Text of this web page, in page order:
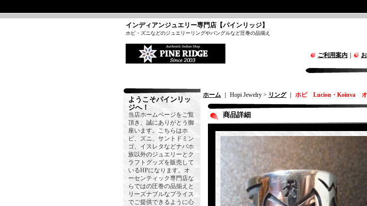
インディアンジュエリー専門店【パインリッジ】
ホピ・ズニなどのジュエリーリングやバングルなど圧巻の品揃え
ご利用案内
ようこそパインリッ
ジへ！
当店ホームページをご覧
頂き、誠にありがとう御
座います。こちらはホ
ピ、ズニ、サントドミン
ゴ、イスレタなどナバホ
族以外のジュエリーとク
ラフトグッズを販売して
いるHPになります。オ
ーセンティック専門店な
らではの圧巻の品揃えと
リーズナブルなプライス
でご提供できるように心
ホーム ｜ Hopi Jewelry > リング｜ ホピ Lucion・Koinva オ
商品詳細